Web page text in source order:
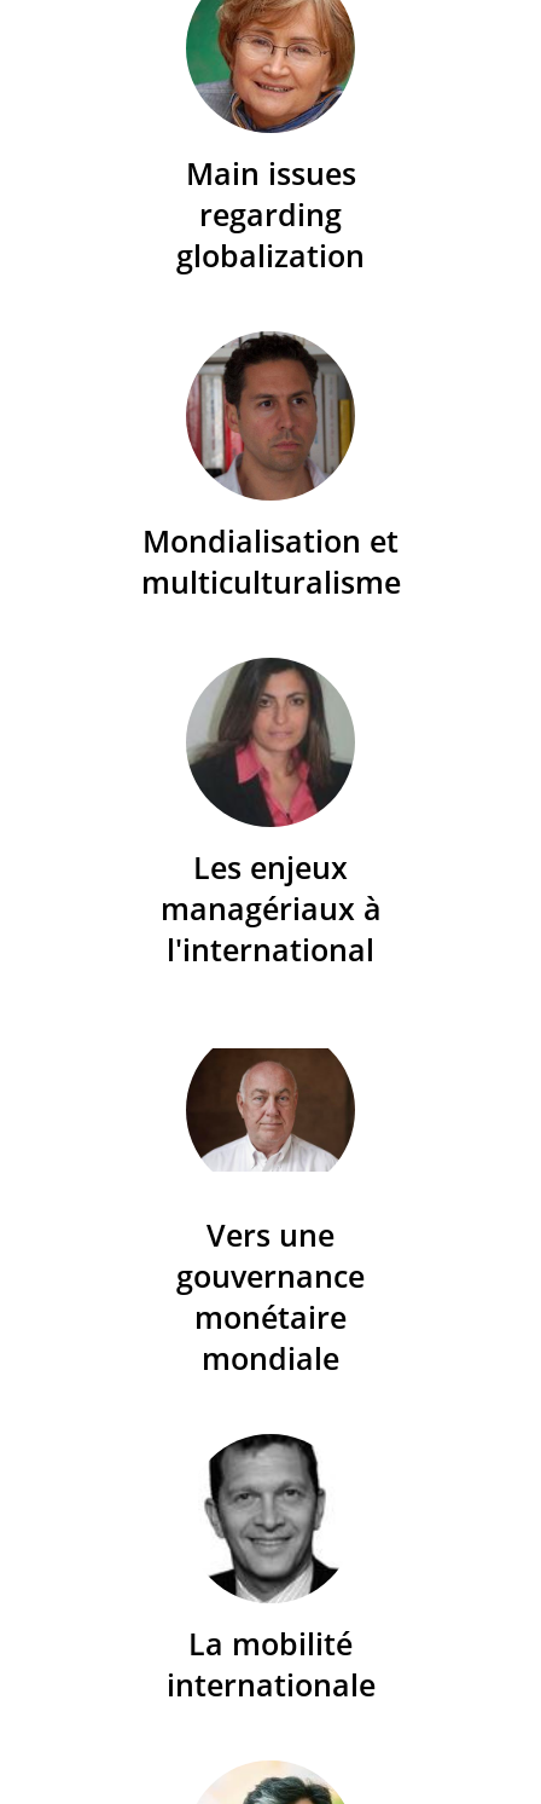
Main issues
regarding
globalization
Mondialisation et
multiculturalisme
Les enjeux
managériaux à
l'international
Vers une
gouvernance
monétaire
mondiale
La mobilité
internationale